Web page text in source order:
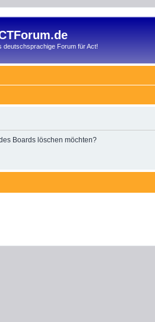
deutschsprachige Forum für Act!
Boards löschen möchten?